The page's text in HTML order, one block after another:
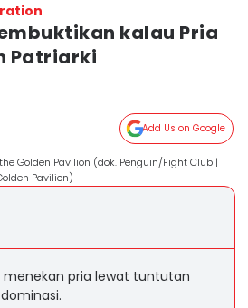
kalau Pria
Patriarki
Add Us on Google
Golden Pavilion (dok. Penguin/Fight Club |
Pavilion)
menekan pria lewat tuntutan